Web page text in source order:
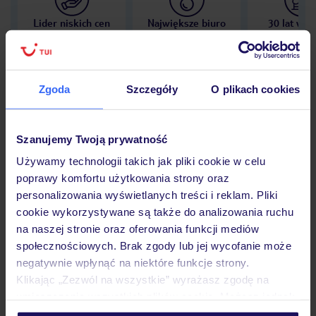
Zgoda Szczegóły O plikach cookies
Szanujemy Twoją prywatność
Używamy technologii takich jak pliki cookie w celu
poprawy komfortu użytkowania strony oraz
personalizowania wyświetlanych treści i reklam. Pliki
cookie wykorzystywane są także do analizowania ruchu
na naszej stronie oraz oferowania funkcji mediów
społecznościowych. Brak zgody lub jej wycofanie może
negatywnie wpłynąć na niektóre funkcje strony.
Klikając „Zezwól na wszystkie” wyrażasz zgodę na
personalizować swój wybór wchodząc w zakładkę
Lider niskich cen
Największe biuro
podróży w Polsce
30 lat w
Opinie
Pokoje
Wyżywienie